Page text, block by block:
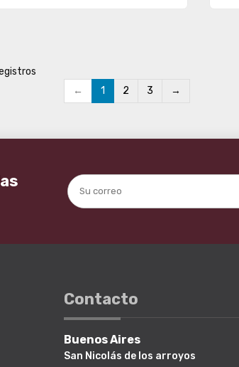
←
1 2 3 →
Contacto
Buenos Aires
San Nicolás de los arroyos